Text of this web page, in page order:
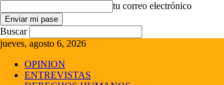
tu correo electrónico
Buscar
jueves, agosto 6, 2026
OPINION
ENTREVISTAS